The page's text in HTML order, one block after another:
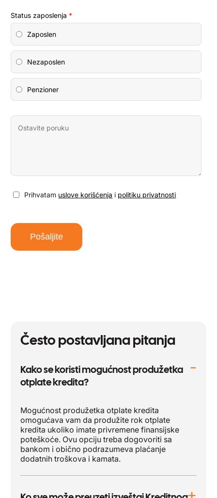
Status zaposlenja *
Zaposlen
Nezaposlen
Penzioner
Poruka
Prihvatam uslove korišćenja i politiku privatnosti
Često postavljana pitanja
Kako se koristi mogućnost produžetka
otplate kredita?
Mogućnost produžetka otplate kredita
omogućava vam da produžite rok otplate
kredita ukoliko imate privremene finansijske
poteškoće. Ovu opciju treba dogovoriti sa
bankom i obično podrazumeva plaćanje
dodatnih troškova i kamata.